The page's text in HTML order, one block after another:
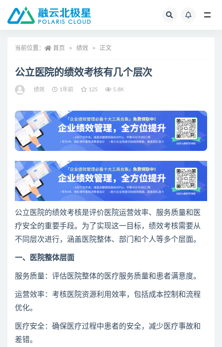
当前位置： 首页 绩效 正文
公立医院的绩效考核有几个层次
绩效 1年前 125 5.8K
公立医院的绩效考核是评价医院运营效率、服务质量和医
疗安全的重要手段。为了实现这一目标，绩效考核需要从
不同层次进行，涵盖医院整体、部门和个人等多个层面。
一、医院整体层面
服务质量：评估医院整体的医疗服务质量和患者满意度。
运营效率：考核医院资源利用效率，包括成本控制和流程
优化。
医疗安全：确保医疗过程中患者的安全，减少医疗事故和
差错。